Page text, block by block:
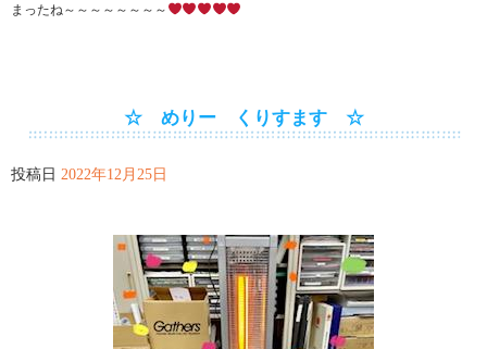
まったね～～～～～～～～
☆ めりー くりすます ☆
投稿日 2022年12月25日